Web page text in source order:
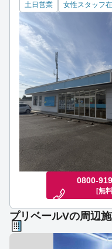
土日営業 女性スタッフ
0800-
[無
プリベールVの周辺